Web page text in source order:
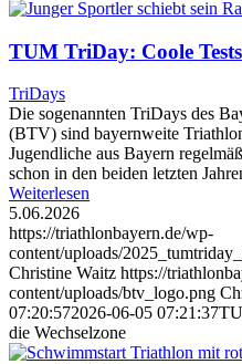
TUM TriDay: Coole
TriDays
Die sogenannten TriDays des
(BTV) sind bayernweite
Jugendliche aus Bayern
schon in den beiden letzten
Weiterlesen
5.06.2026
https://triathlonbayern.de/wp-
content/uploads/
Christine Waitz https://
content/uploads/btv_logo.png
07:20:572026-06-05 07:21:37
die Wechselzone